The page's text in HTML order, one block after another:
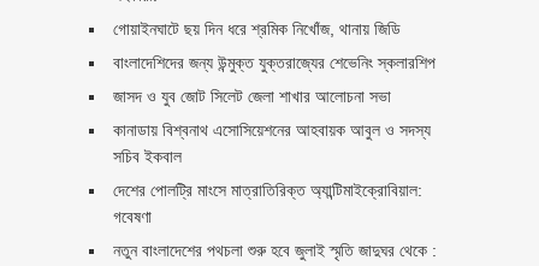
গোয়াইনঘাটে ছয় দিন ধরে শ্রমিক নিখোঁজ, থানায় জিডি
বাংলাদেশিদের জন্য উন্মুক্ত যুক্তরাজ্যের শেভেনিং স্কলারশিপ
জাসদ ও যুব জোট সিলেট জেলা শাখার আলোচনা সভা
কানাডায় বিশ্বনাথ এসোসিয়েশনের আহবায়ক আবুল ও সদস্য
সচিব ইকবাল
দেশের পোলট্রি মাংসে মাত্রাতিরিক্ত অ্যান্টিমাইক্রোবিয়াল:
গবেষণা
নতুন বাংলাদেশের পথচলা শুরু হবে জুলাই স্মৃতি জাদুঘর থেকে :